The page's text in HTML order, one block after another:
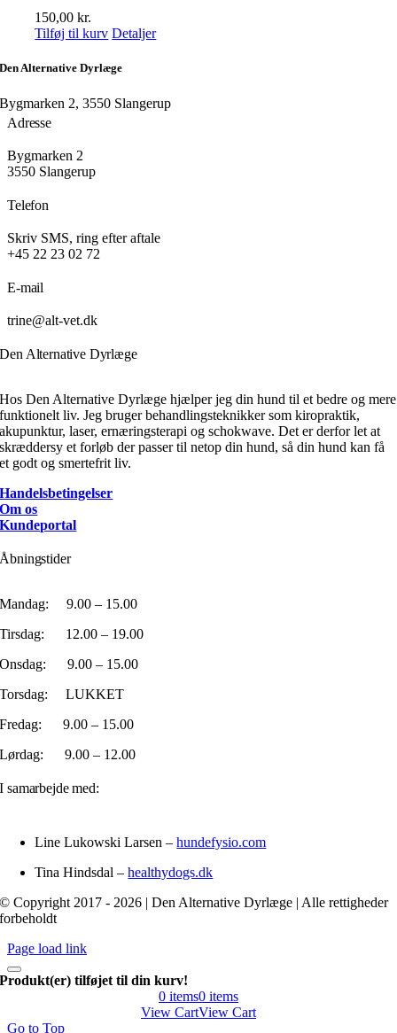
150,00kr.
Tilføj til kurv Detaljer
Den Alternative Dyrlæge
Bygmarken 2, 3550 Slangerup
Adresse
Bygmarken 2
3550 Slangerup
Telefon
Skriv SMS, ring efter aftale
+45 22 23 02 72
E-mail
trine@alt-vet.dk
Den Alternative Dyrlæge
Hos Den Alternative Dyrlæge hjælper jeg din hund til et bedre og mere
funktionelt liv. Jeg bruger behandlingsteknikker som kiropraktik,
akupunktur, laser, ernæringsterapi og schokwave. Det er derfor let at
skræddersy et forløb der passer til netop din hund, så din hund kan få
et godt og smertefrit liv.
Handelsbetingelser
Om os
Kundeportal
Åbningstider
Mandag: 9.00 – 15.00
Tirsdag: 12.00 – 19.00
Onsdag: 9.00 – 15.00
Torsdag: LUKKET
Fredag: 9.00 – 15.00
Lørdag: 9.00 – 12.00
I samarbejde med:
Line Lukowski Larsen –hundefysio.com
Tina Hindsdal –healthydogs.dk
© Copyright 2017 - 2026 | Den Alternative Dyrlæge | Alle rettigheder
forbeholdt
Page load link
Produkt(er) tilføjet til din kurv!
0 items0 items
View CartView Cart
Go to Top